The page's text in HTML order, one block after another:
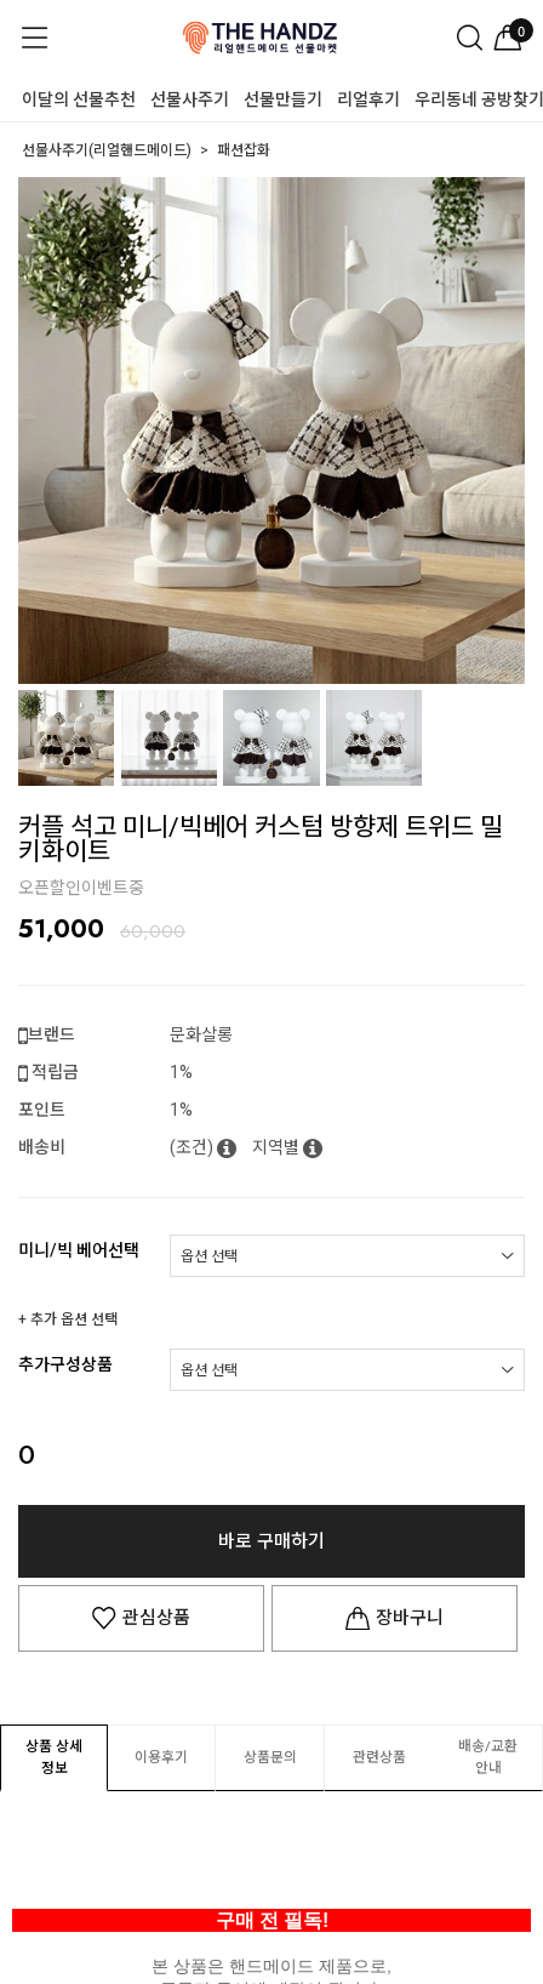
0
이달의 선물추천 선물사주기 선물만들기 리얼후기 우리동네 공방찾기
선물사주기(리얼핸드메이드) 패션잡화
커플 석고 미니/빅베어 커스텀 방향제 트위드 밀
키화이트
오픈할인이벤트중
51,000 60,000
브랜드
문화살롱
적립금
1%
포인트
1%
배송비
(조건) 지역별
미니/빅 베어선택
+ 추가 옵션 선택
추가구성상품
0
바로 구매하기
관심상품 장바구니
상품 상세
정보
이용후기 상품문의 관련상품
배송/교환
안내
구매 전 필독!
본 상품은 핸드메이드 제품으로,